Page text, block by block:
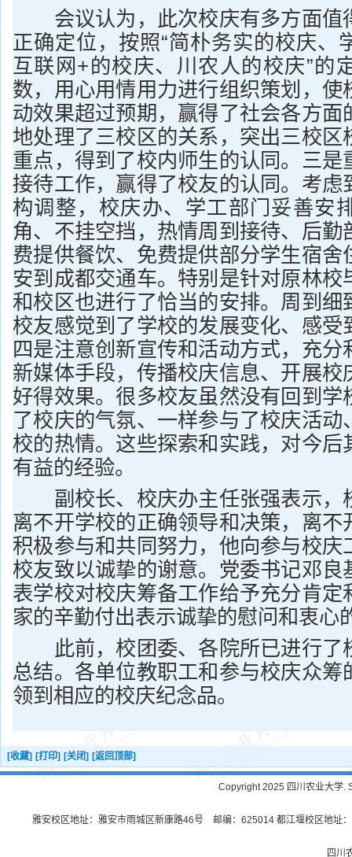
会议认为，此次校庆有多方面值
正确定位，按照“简朴务实的校庆、
互联网+的校庆、川农人的校庆”的
数，用心用情用力进行组织策划，使
动效果超过预期，赢得了社会各方面
地处理了三校区的关系，突出三校区
重点，得到了校内师生的认同。三是
接待工作，赢得了校友的认同。考虑
构调整，校庆办、学工部门妥善安
角、不挂空挡，热情周到接待、后勤
费提供餐饮、免费提供部分学生宿舍
安到成都交通车。特别是针对原林校
和校区也进行了恰当的安排。周到细
校友感觉到了学校的发展变化、感受
四是注意创新宣传和活动方式，充分
新媒体手段，传播校庆信息、开展校
好得效果。很多校友虽然没有回到学
了校庆的气氛、一样参与了校庆活动
校的热情。这些探索和实践，对今后
有益的经验。
副校长、校庆办主任张强表示，
离不开学校的正确领导和决策，离不
积极参与和共同努力，他向参与校庆
校友致以诚挚的谢意。党委书记邓良
表学校对校庆筹备工作给予充分肯定
家的辛勤付出表示诚挚的慰问和衷心
此前，校团委、各院所已进行了
总结。各单位教职工和参与校庆众筹
领到相应的校庆纪念品。
[收藏] [打印] [关闭] [返回顶部]
Copyright 2025 四川农业大学.
雅安校区地址：雅安市雨城区新康路46号 邮编：625014 都江堰校区地址
四川